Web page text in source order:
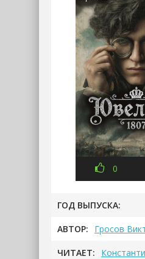
0
ГОД ВЫПУСКА:
АВТОР: Гросов
ЧИТАЕТ: